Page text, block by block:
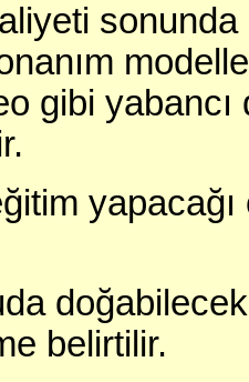
gibi yabancı
belirtilir.